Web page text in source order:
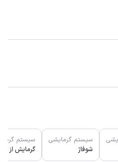
سیستم گرمایشی
شوفاژ
سیستم
گرمایش از کف